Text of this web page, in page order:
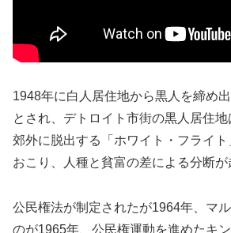
1948年に白人居住地から黒人を締め
とされ、デトロイト市街の黒人居住
郊外に脱出する「ホワイト・フライ
おこり、人種と貧富の差による分断が
公民権法が制定されたが1964年、マ
のが1965年、公民権運動を進めたキ